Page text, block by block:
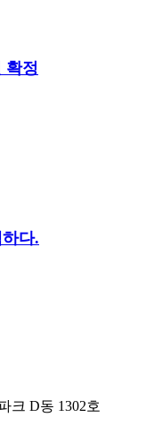
확정
다.
크 D동 1302호